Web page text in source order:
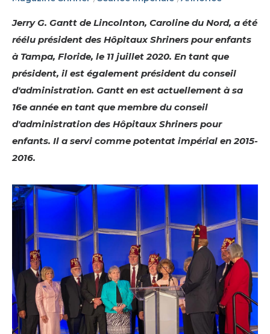
Shriners Prochaine génération
FAQs
Rejoindre
Commencez votre voyage
Notre lien avec Freemasonry
Vivez la fraternité
Votre impact
Chapitres
Nouvelles et événements
Centre des membres
Éducation
SIEF Programmes
Contactez-nous
Jerry G. Gantt de Lincolnton, Caroline du Nord, a été
réélu président des Hôpitaux Shriners pour enfants
à Tampa, Floride, le 11 juillet 2020. En tant que
président, il est également président du conseil
d'administration. Gantt en est actuellement à sa
16e année en tant que membre du conseil
d'administration des Hôpitaux Shriners pour
enfants. Il a servi comme potentat impérial en 2015-
2016.